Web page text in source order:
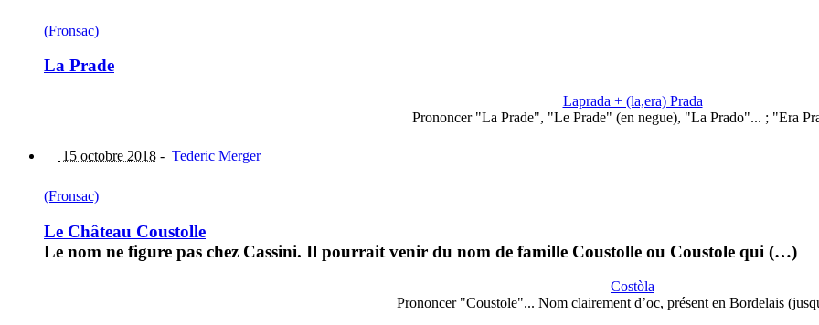
(Fronsac)
La Prade
Laprada + (la,era) Prada
Prononcer "La Prade", "Le Prade" (en negue), "La Prado"... ; "Era
15 octobre 2018 - Tederic Merger
(Fronsac)
Le Château Coustolle
Le nom ne figure pas chez Cassini. Il pourrait venir du nom de famille Coustolle ou Coustole qui (…)
Costòla
Prononcer "Coustole"... Nom clairement d’oc, présent en Bordelais